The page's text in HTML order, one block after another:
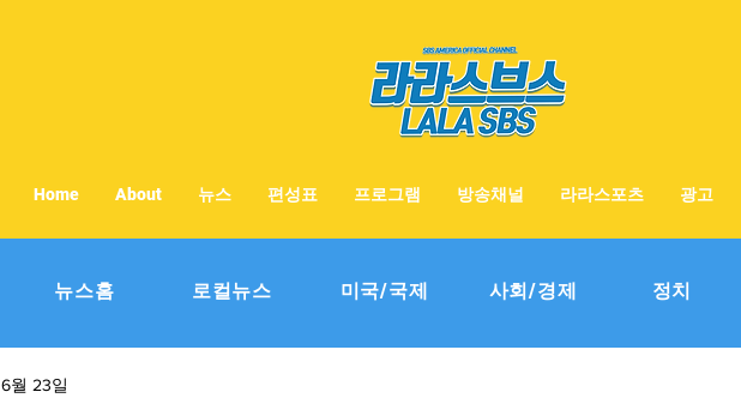
Home About 뉴스 편성표 프로그램 방송채널 라라스포츠 광고
뉴스홈 로컬뉴스 미국/국제 사회/경제 정치
6월 23일